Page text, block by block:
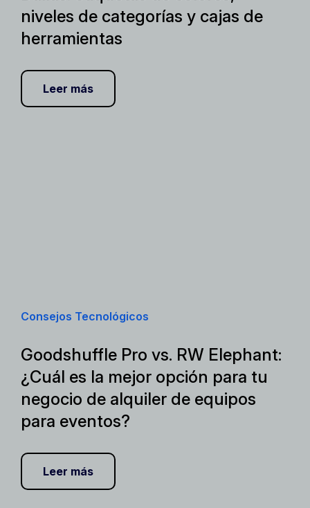
niveles de categorías y cajas de
herramientas
Leer más
Consejos Tecnológicos
Goodshuffle Pro vs. RW Elephant:
¿Cuál es la mejor opción para tu
negocio de alquiler de equipos
para eventos?
Leer más